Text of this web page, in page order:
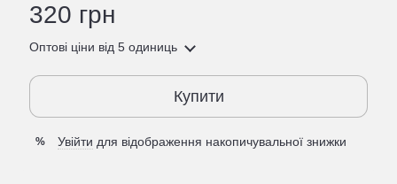
320 грн
Оптові ціни від 5 одиниць
Купити
% Увійти для відображення накопичувальної знижки